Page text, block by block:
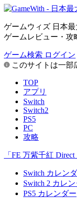
ゲームウィズ 日本
ゲームレビュー・攻
ゲーム検索 ログイン
このサイトは一部
TOP
アプリ
Switch
Switch2
PS5
PC
攻略
「FE 万紫千紅
Switch カレン
Switch 2 カレ
PS5 カレンダー